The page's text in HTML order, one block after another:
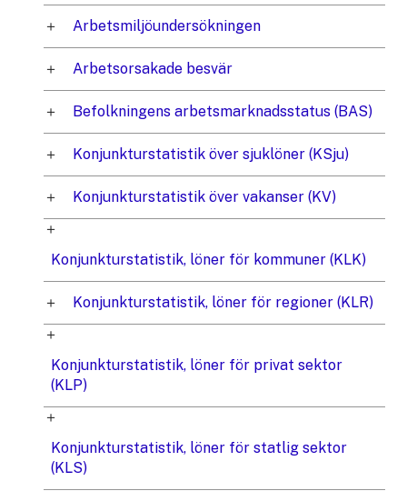
Arbetsmiljöundersökningen
Arbetsorsakade besvär
Befolkningens arbetsmarknadsstatus (BAS)
Konjunkturstatistik över sjuklöner (KSju)
Konjunkturstatistik över vakanser (KV)
Konjunkturstatistik, löner för kommuner (KLK)
Konjunkturstatistik, löner för regioner (KLR)
Konjunkturstatistik, löner för privat sektor
(KLP)
Konjunkturstatistik, löner för statlig sektor
(KLS)